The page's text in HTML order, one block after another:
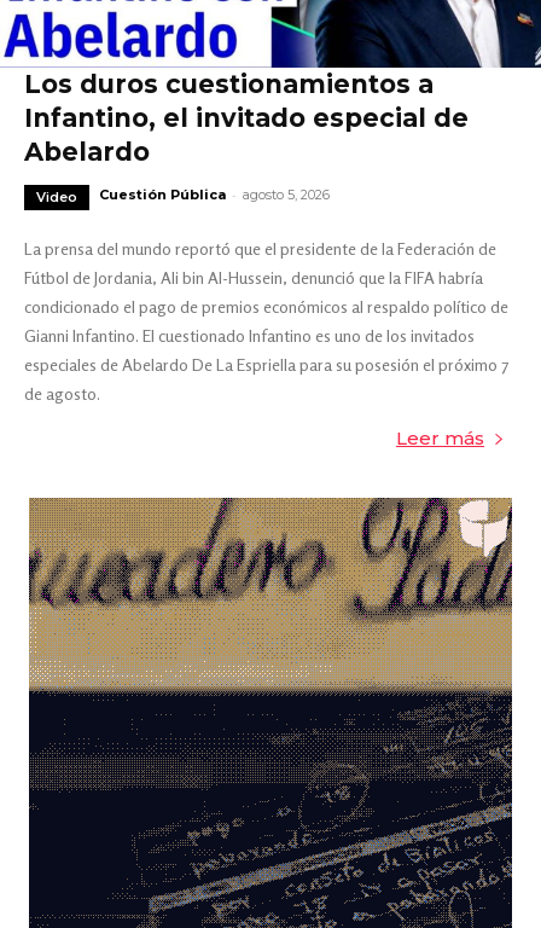
Los duros cuestionamientos a
Infantino, el invitado especial de
Abelardo
Video Cuestión Pública - agosto 5, 2026
La prensa del mundo reportó que el presidente de la Federación de
Fútbol de Jordania, Ali bin Al-Hussein, denunció que la FIFA habría
condicionado el pago de premios económicos al respaldo político de
Gianni Infantino. El cuestionado Infantino es uno de los invitados
especiales de Abelardo De La Espriella para su posesión el próximo 7
de agosto.
Leer más